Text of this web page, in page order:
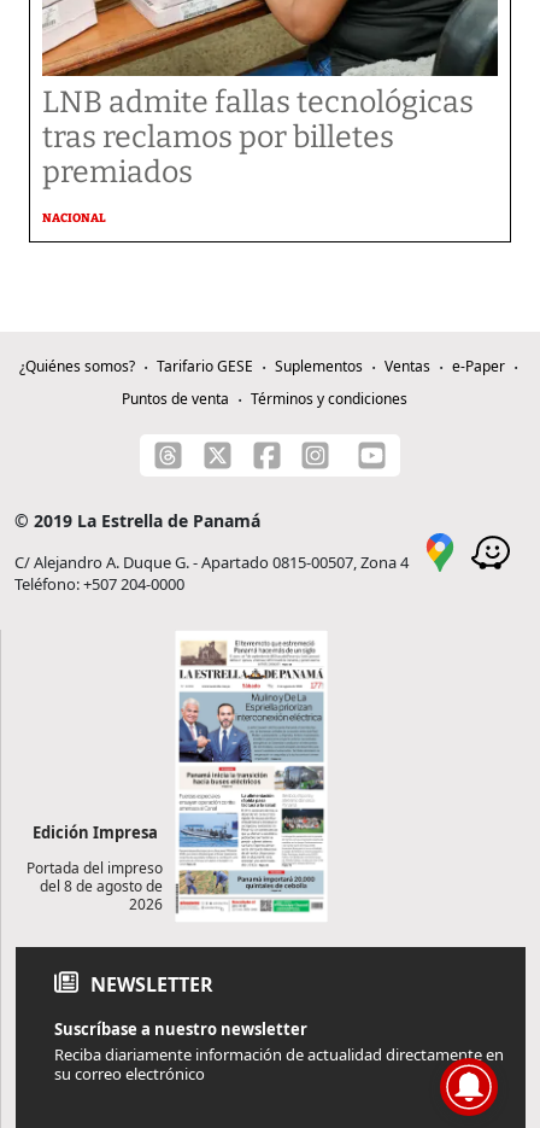
LNB admite fallas tecnológicas
tras reclamos por billetes
premiados
NACIONAL
¿Quiénes somos? Tarifario GESE Suplementos Ventas
e-Paper
Puntos de venta
Términos y condiciones
© 2019 La Estrella de Panamá
C/ Alejandro A. Duque G. - Apartado 0815-00507, Zona 4
Teléfono: +507 204-0000
Edición Impresa
Portada del impreso
del 8 de agosto de
2026
NEWSLETTER
Suscríbase a nuestro newsletter
Reciba diariamente información de actualidad directamente en
su correo electrónico